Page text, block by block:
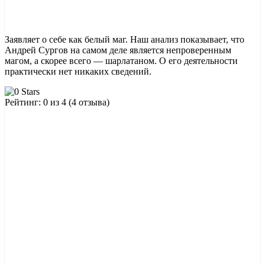
Заявляет о себе как белый маг. Наш анализ показывает, что
Андрей Сургов на самом деле является непроверенным
магом, а скорее всего — шарлатаном. О его деятельности
практически нет никаких сведений.
Рейтинг: 0 из 4 (4 отзыва)